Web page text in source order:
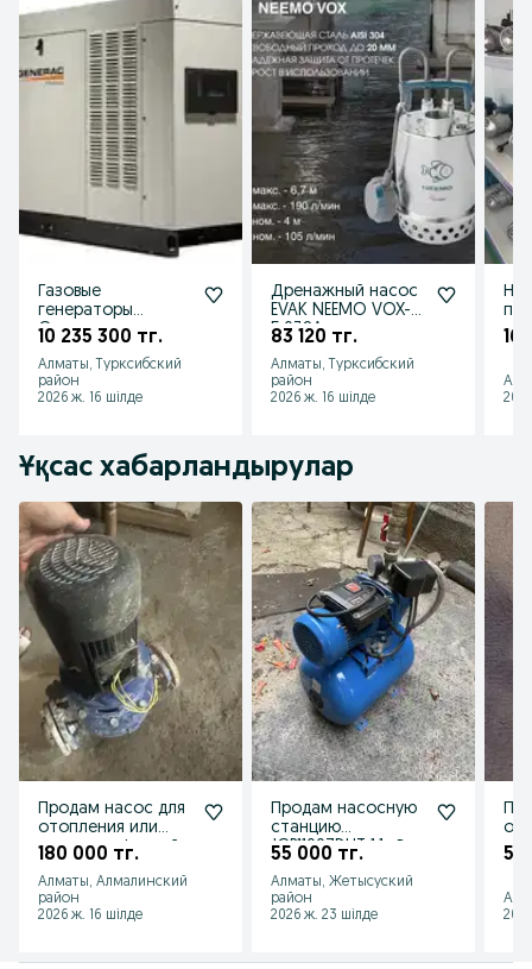
Газовые
генераторы
Generac
10 235 300 тг.
Алматы, Турксибский
район
2026 ж. 16 шілде
Дренажный насос
EVAK NEEMO VOX-
5.038A
83 120 тг.
Алматы, Турксибский
район
2026 ж. 16 шілде
Ұқсас хабарландырулар
Продам насос для
отопления или
воды, трехфазный
180 000 тг.
Алматы, Алмалинский
район
2026 ж. 16 шілде
Продам насосную
станцию
JGP11007DHT 1.1 кВт
55 000 тг.
Алматы, Жетысуский
район
2026 ж. 23 шілде